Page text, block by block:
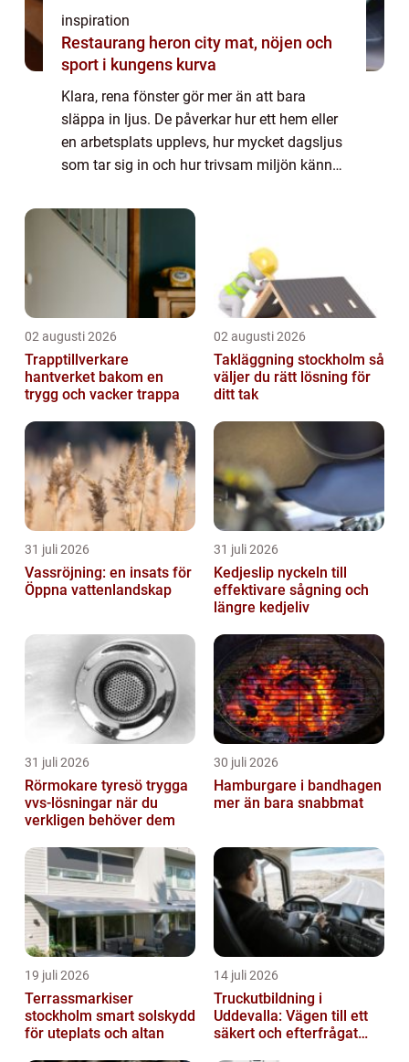
inspiration
Restaurang heron city mat, nöjen och
sport i kungens kurva
Klara, rena fönster gör mer än att bara
släppa in ljus. De påverkar hur ett hem eller
en arbetsplats upplevs, hur mycket dagsljus
som tar sig in och hur trivsam miljön känns.
och pollenperioder snabbt smutsar ...
02 augusti 2026
Trapptillverkare
hantverket bakom en
trygg och vacker trappa
02 augusti 2026
Takläggning stockholm så
väljer du rätt lösning för
ditt tak
31 juli 2026
Vassröjning: en insats för
Öppna vattenlandskap
31 juli 2026
Kedjeslip nyckeln till
effektivare sågning och
längre kedjeliv
31 juli 2026
Rörmokare tyresö trygga
vvs-lösningar när du
verkligen behöver dem
30 juli 2026
Hamburgare i bandhagen
mer än bara snabbmat
19 juli 2026
Terrassmarkiser
stockholm smart solskydd
för uteplats och altan
14 juli 2026
Truckutbildning i
Uddevalla: Vägen till ett
säkert och efterfrågat